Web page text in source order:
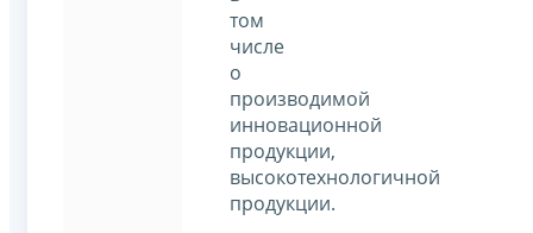
том
числе
о
производимой
инновационной
продукции,
высокотехнологичной
продукции.